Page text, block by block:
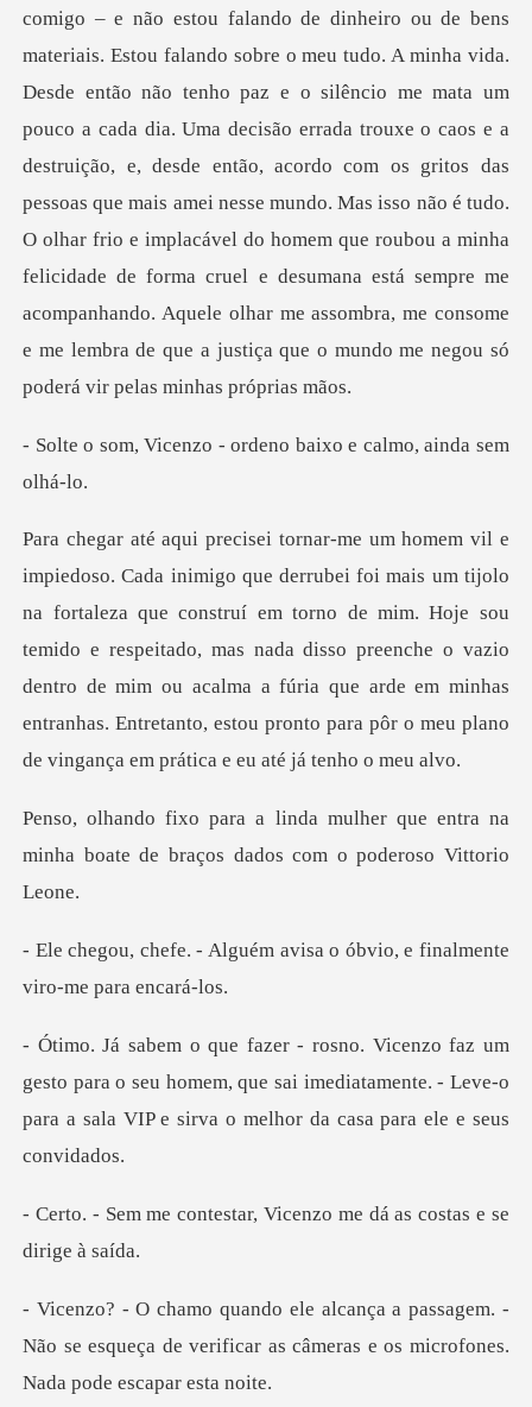
tão não tenho paz e o silêncio me mata um
pouco a cada dia. Uma decisão errada trouxe o caos e a
destruição, e, desde então, acordo com os gritos das
pessoas que mais amei nesse mundo. Mas isso não é tudo.
O olhar frio e impla
o - ordeno baixo e ca
ue construí em torno de mim. Hoje sou
temido e respeitado, mas nada disso preenche o vazio
dentro de mim ou acalma a fúria qu
er que entra na
minha boate de braços
ém avisa o óbvio, e finalme
para o seu homem, que sai imediatamente. - Leve-o
para a s
tar, Vicenzo me dá as co
agem. -
Não se esqueça de verificar as câmeras